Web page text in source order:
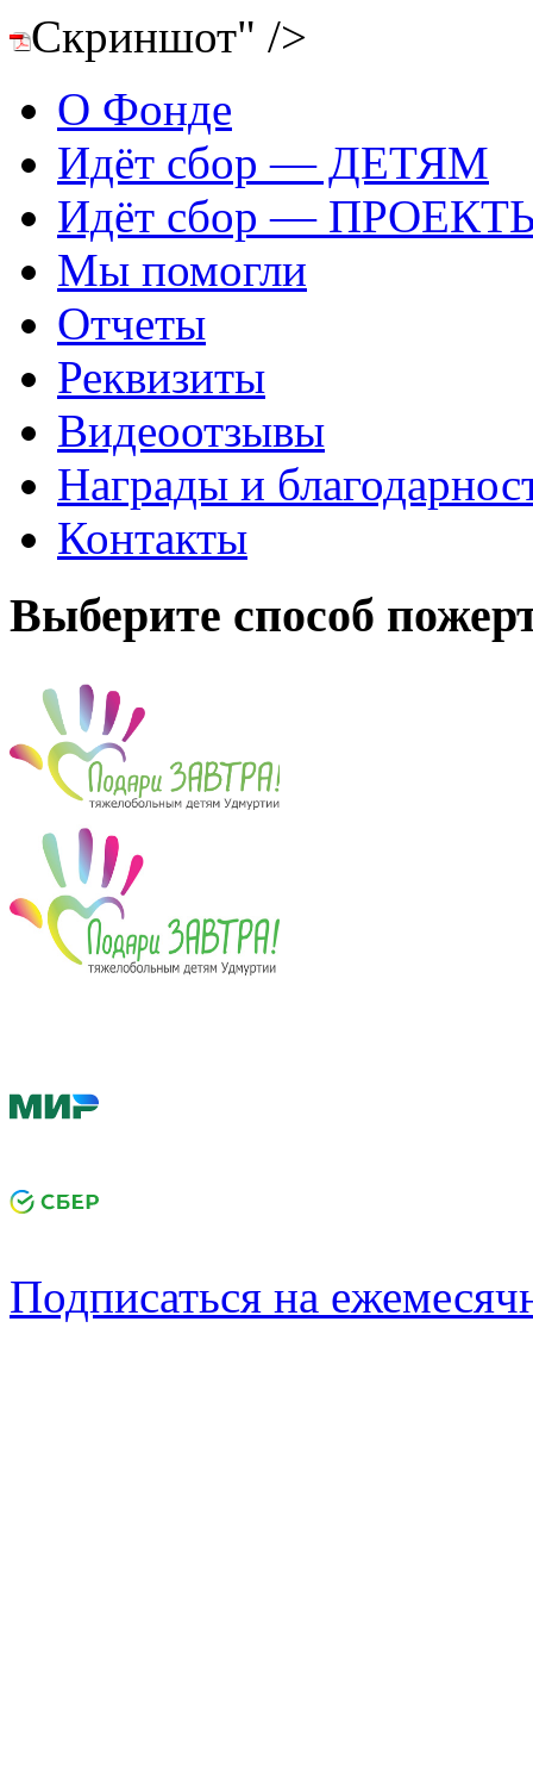
Скриншот" />
О Фонде
Идёт сбор — ДЕТЯМ
Идёт сбор —
Мы помогли
Отчеты
Реквизиты
Видеоотзывы
Награды и
Контакты
Выберите способ
Подписаться на